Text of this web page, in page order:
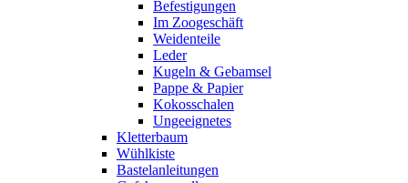
Befestigungen
Im Zoogeschäft
Weidenteile
Leder
Kugeln & Gebamsel
Pappe & Papier
Kokosschalen
Ungeeignetes
Kletterbaum
Wühlkiste
Bastelanleitungen